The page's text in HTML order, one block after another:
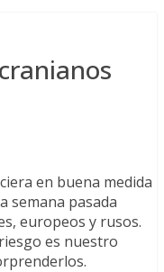
en buena medida
semana pasada
europeos y rusos.
es nuestro